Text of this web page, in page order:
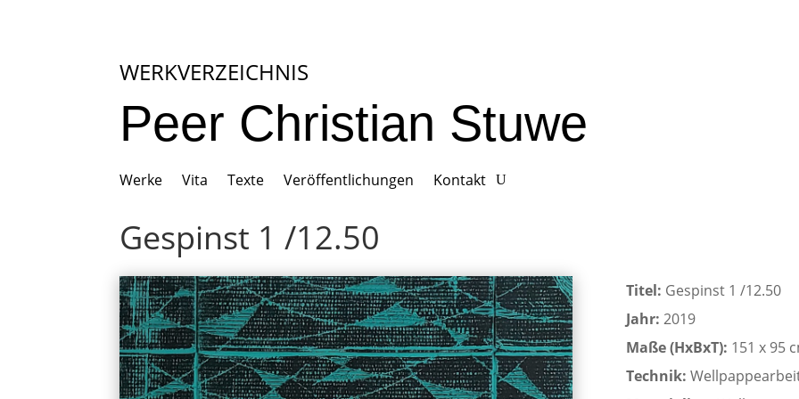
WERKVERZEICHNIS
Peer Christian Stuwe
Werke Vita Texte Veröffentlichungen Kontakt
Gespinst 1 /12.50
Titel: Gespinst 1 /12.50
Jahr: 2019
Maße (HxBxT): 151 x 95
Technik: